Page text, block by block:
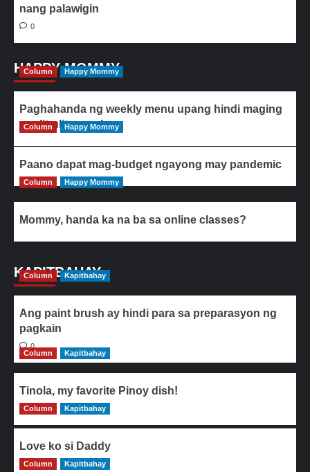
nang palawigin
0
HAPPY MOMMY
Column Happy Mommy
Paghahanda ng weekly menu upang hindi maging
paulit-ulit ang ulam
Column Happy Mommy
Paano dapat mag-budget ngayong may pandemic
Column Happy Mommy
Mommy, handa ka na ba sa online classes?
KAPITBAHAY
Column Kapitbahay
Ang paint brush ay hindi para sa preparasyon ng
pagkain
0
Column
Kapitbahay
Tinola, my favorite Pinoy dish!
0
Column Kapitbahay
Love ko si Daddy
0
Column Kapitbahay